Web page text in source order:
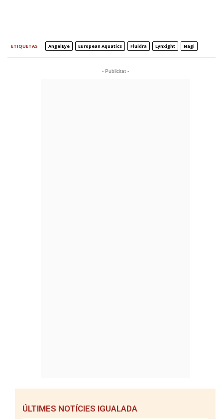
ETIQUETAS AngelEye European Aquatics Fluidra Lynxight Nagi
- Publicitat -
ÚLTIMES NOTÍCIES IGUALADA